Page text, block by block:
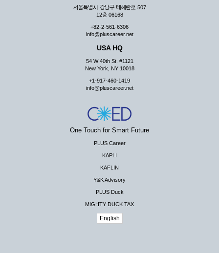
서울특별시 강남구 테헤란로 507
12층 06168
+82-2-561-6306
info@pluscareer.net
USA HQ
54 W 40th St. #1121
New York, NY 10018
+1-917-460-1419
info@pluscareer.net
One Touch for Smart Future
PLUS Career
KAPLI
KAFLIN
Y&K Advisory
PLUS Duck
MIGHTY DUCK TAX
English